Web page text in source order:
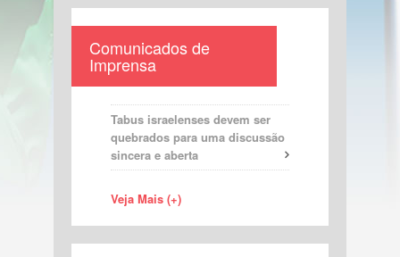
Comunicados de
Imprensa
Tabus israelenses devem ser
quebrados para uma discussão
sincera e aberta
Veja Mais (+)